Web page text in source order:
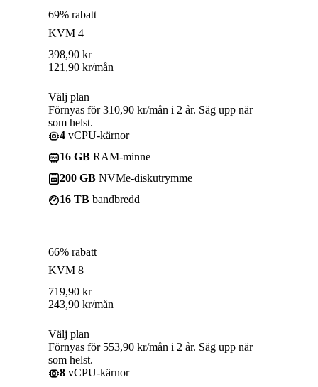
69% rabatt
KVM 4
398,90 kr
121,90 kr/mån
Välj plan
Förnyas för 310,90 kr/mån i 2 år. Säg upp när
som helst.
4 vCPU-kärnor
16 GB RAM-minne
200 GB NVMe-diskutrymme
16 TB bandbredd
66% rabatt
KVM 8
719,90 kr
243,90 kr/mån
Välj plan
Förnyas för 553,90 kr/mån i 2 år. Säg upp när
som helst.
8 vCPU-kärnor